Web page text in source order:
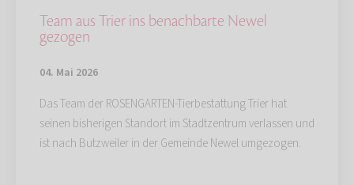
Team aus Trier ins benachbarte Newel
gezogen
04. Mai 2026
Das Team der ROSENGARTEN-Tierbestattung Trier hat
seinen bisherigen Standort im Stadtzentrum verlassen und
ist nach Butzweiler in der Gemeinde Newel umgezogen.